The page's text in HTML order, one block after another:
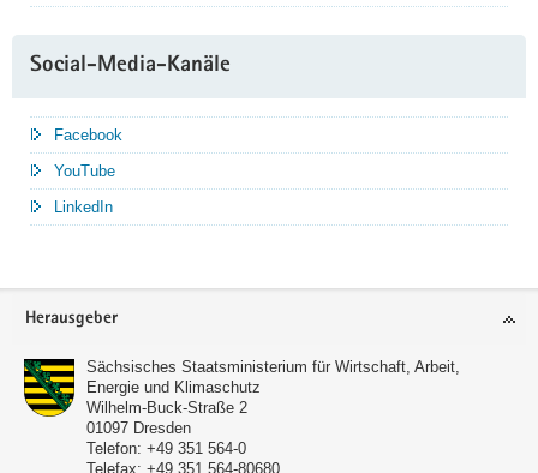
Social-Media-Kanäle
Facebook
YouTube
LinkedIn
Service
Herausgeber
Sächsisches Staatsministerium für Wirtschaft, Arbeit,
Energie und Klimaschutz
Wilhelm-Buck-Straße 2
01097 Dresden
Telefon: +49 351 564-0
Telefax: +49 351 564-80680